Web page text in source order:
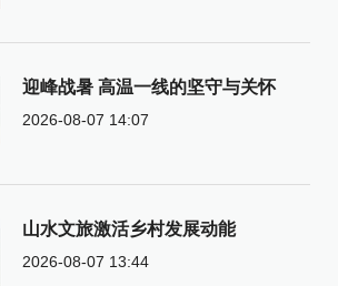
迎峰战暑 高温一线的坚守与关怀
2026-08-07 14:07
山水文旅激活乡村发展动能
2026-08-07 13:44